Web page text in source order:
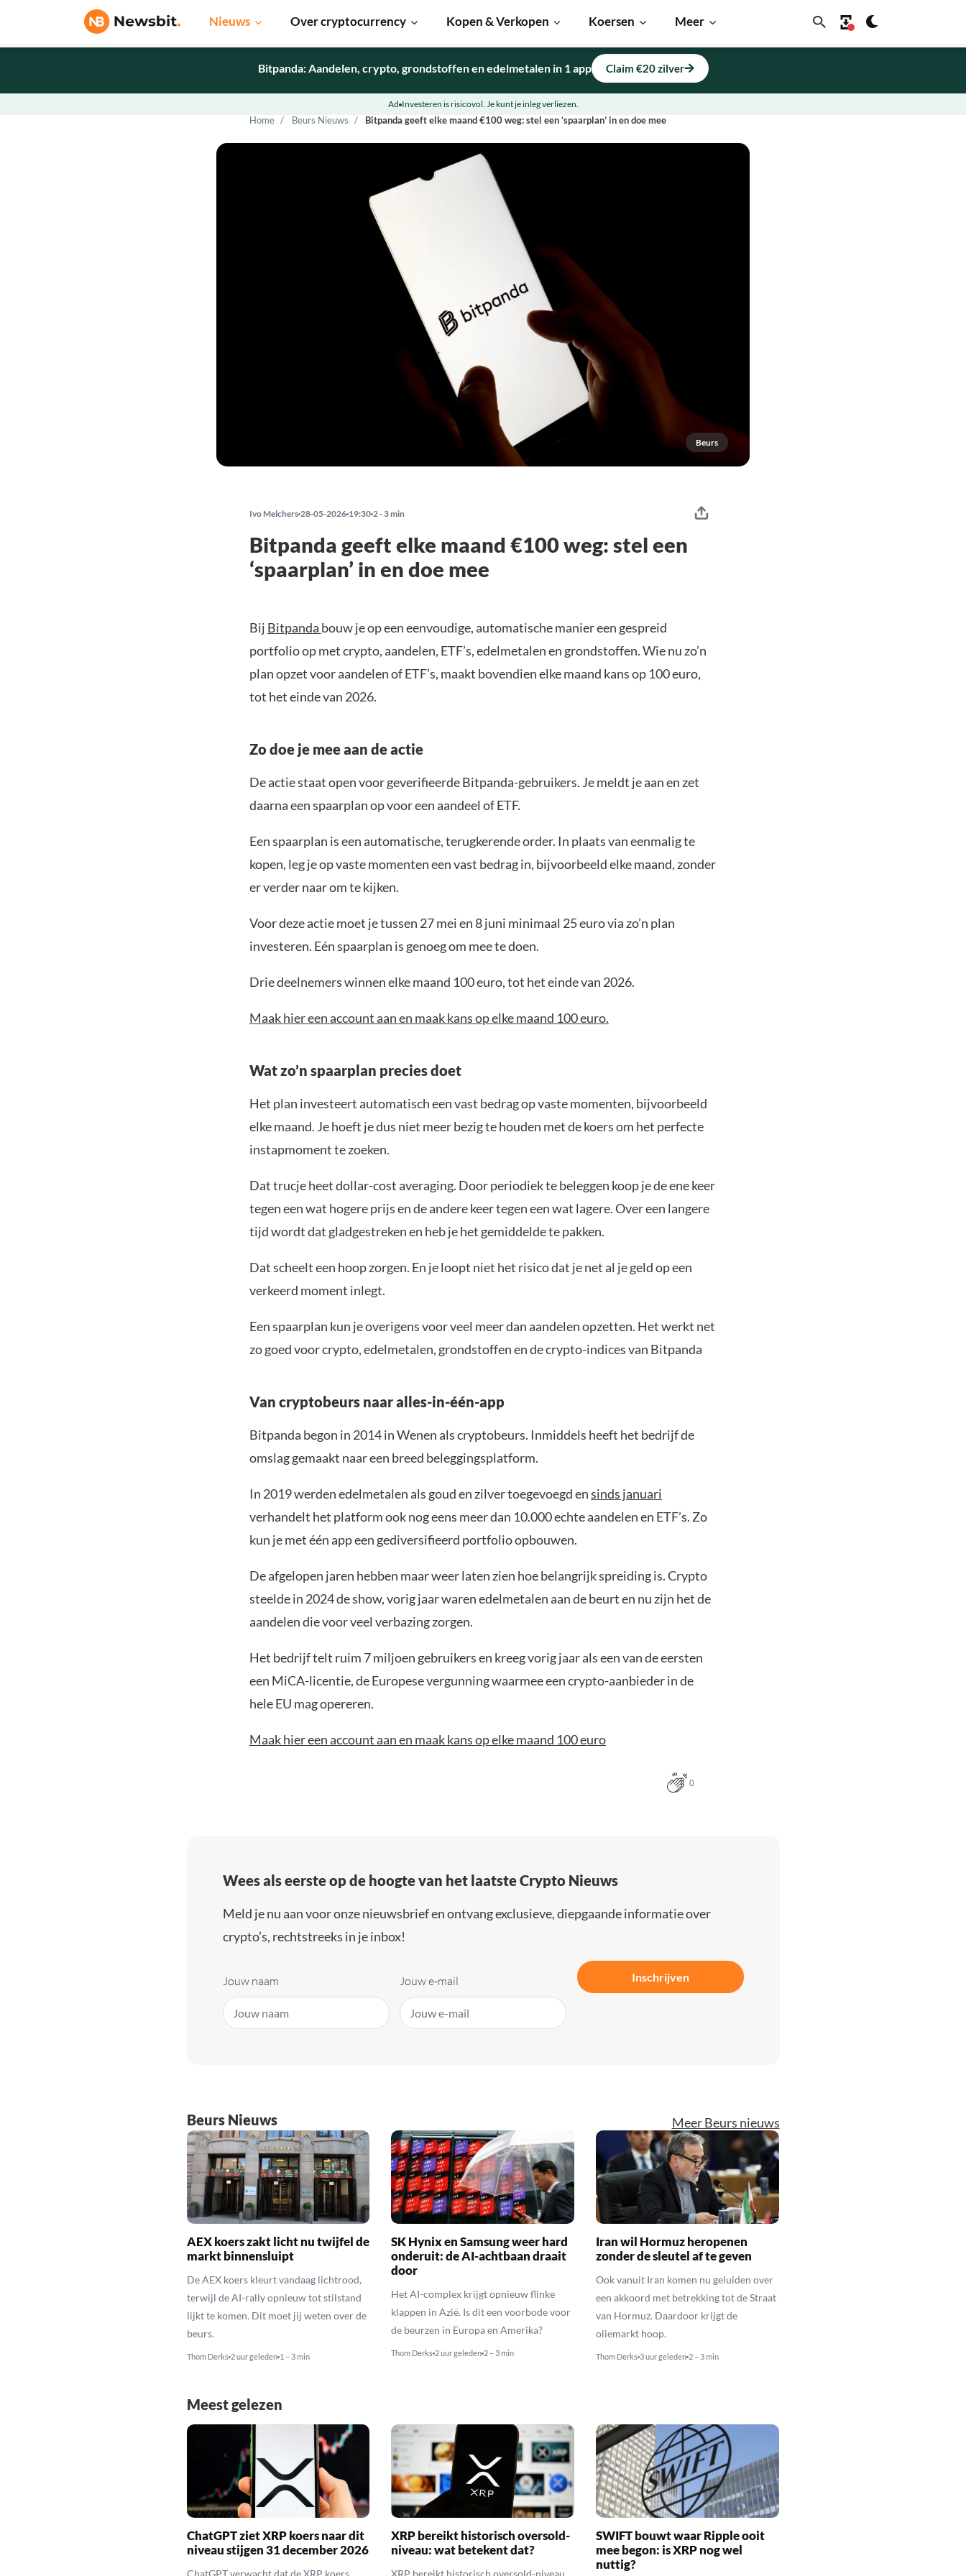
Nieuws Over cryptocurrency Kopen & Verkopen Koersen Meer
Home Beurs Nieuws Bitpanda geeft elke maand €100 weg: stel een ‘spaarplan’ in en doe mee
Beurs
Bitpanda: Aandelen, crypto, grondstoffen en edelmetalen in 1 app Claim €20 zilver
Ad Investeren is risicovol. Je kunt je inleg verliezen.
Ivo Melchers 28-05-2026 19:30 2 - 3 min
Bitpanda geeft elke maand €100 weg: stel een
‘spaarplan’ in en doe mee
Bij Bitpanda bouw je op een eenvoudige, automatische manier een gespreid
portfolio op met crypto, aandelen, ETF’s, edelmetalen en grondstoffen. Wie nu zo’n
plan opzet voor aandelen of ETF’s, maakt bovendien elke maand kans op 100 euro,
tot het einde van 2026.
Zo doe je mee aan de actie
De actie staat open voor geverifieerde Bitpanda-gebruikers. Je meldt je aan en zet
daarna een spaarplan op voor een aandeel of ETF.
Een spaarplan is een automatische, terugkerende order. In plaats van eenmalig te
kopen, leg je op vaste momenten een vast bedrag in, bijvoorbeeld elke maand, zonder
er verder naar om te kijken.
Voor deze actie moet je tussen 27 mei en 8 juni minimaal 25 euro via zo’n plan
investeren. Eén spaarplan is genoeg om mee te doen.
Drie deelnemers winnen elke maand 100 euro, tot het einde van 2026.
Maak hier een account aan en maak kans op elke maand 100 euro.
Wat zo’n spaarplan precies doet
Het plan investeert automatisch een vast bedrag op vaste momenten, bijvoorbeeld
elke maand. Je hoeft je dus niet meer bezig te houden met de koers om het perfecte
instapmoment te zoeken.
Dat trucje heet dollar-cost averaging. Door periodiek te beleggen koop je de ene keer
tegen een wat hogere prijs en de andere keer tegen een wat lagere. Over een langere
tijd wordt dat gladgestreken en heb je het gemiddelde te pakken.
Dat scheelt een hoop zorgen. En je loopt niet het risico dat je net al je geld op een
verkeerd moment inlegt.
Een spaarplan kun je overigens voor veel meer dan aandelen opzetten. Het werkt net
zo goed voor crypto, edelmetalen, grondstoffen en de crypto-indices van Bitpanda
Van cryptobeurs naar alles-in-één-app
Bitpanda begon in 2014 in Wenen als cryptobeurs. Inmiddels heeft het bedrijf de
omslag gemaakt naar een breed beleggingsplatform.
In 2019 werden edelmetalen als goud en zilver toegevoegd ensinds januari
verhandelt het platform ook nog eens meer dan 10.000 echte aandelen en ETF’s. Zo
kun je met één app een gediversifieerd portfolio opbouwen.
De afgelopen jaren hebben maar weer laten zien hoe belangrijk spreiding is. Crypto
steelde in 2024 de show, vorig jaar waren edelmetalen aan de beurt en nu zijn het de
aandelen die voor veel verbazing zorgen.
Het bedrijf telt ruim 7 miljoen gebruikers en kreeg vorig jaar als een van de eersten
een MiCA-licentie, de Europese vergunning waarmee een crypto-aanbieder in de
hele EU mag opereren.
Maak hier een account aan en maak kans op elke maand 100 euro
0
Wees als eerste op de hoogte van het laatste Crypto Nieuws
Meld je nu aan voor onze nieuwsbrief en ontvang exclusieve, diepgaande informatie over
crypto’s, rechtstreeks in je inbox!
Jouw naam Jouw e-mail Inschrijven
Beurs Nieuws Meer Beurs nieuws
AEX koers zakt licht nu twijfel de
markt binnensluipt
De AEX koers kleurt vandaag lichtrood,
terwijl de AI-rally opnieuw tot stilstand
lijkt te komen. Dit moet jij weten over de
beurs.
Thom Derks 2 uur geleden 1 – 3 min
SK Hynix en Samsung weer hard
onderuit: de AI-achtbaan draait
door
Het AI-complex krijgt opnieuw flinke
klappen in Azië. Is dit een voorbode voor
de beurzen in Europa en Amerika?
Thom Derks 2 uur geleden 2 – 3 min
Iran wil Hormuz heropenen
zonder de sleutel af te geven
Ook vanuit Iran komen nu geluiden over
een akkoord met betrekking tot de Straat
van Hormuz. Daardoor krijgt de
oliemarkt hoop.
Thom Derks 3 uur geleden 2 – 3 min
Meest gelezen
ChatGPT ziet XRP koers naar dit
niveau stijgen 31 december 2026
XRP bereikt historisch oversold-
niveau: wat betekent dat?
SWIFT bouwt waar Ripple ooit
mee begon: is XRP nog wel
nuttig?